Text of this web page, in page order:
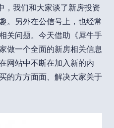
，我们和大家谈了新房投资
。另外在公信号上，也经常
关问题。今天借助《犀牛手
做一个全面的新房相关信息
网站中不断在加入新的内
的方方面面、解决大家关于